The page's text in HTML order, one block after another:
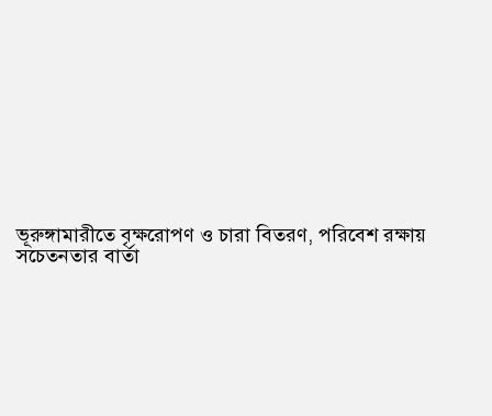
ভূরুঙ্গামারীতে বৃক্ষরোপণ ও চারা বিতরণ, পরিবেশ রক্ষায়
সচেতনতার বার্তা